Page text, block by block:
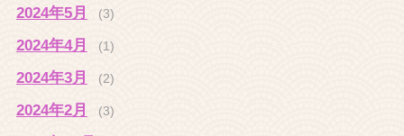
2024年5月 (3)
2024年4月 (1)
2024年3月 (2)
2024年2月 (3)